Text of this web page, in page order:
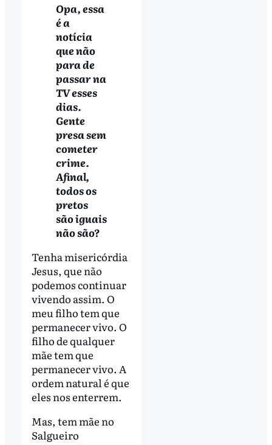
Opa, essa
é a
notícia
que não
para de
passar na
TV esses
dias.
Gente
presa sem
cometer
crime.
Afinal,
todos os
pretos
são iguais
não são?
Tenha misericórdia
Jesus, que não
podemos continuar
vivendo assim. O
meu filho tem que
permanecer vivo. O
filho de qualquer
mãe tem que
permanecer vivo. A
ordem natural é que
eles nos enterrem.
Mas, tem mãe no
Salgueiro